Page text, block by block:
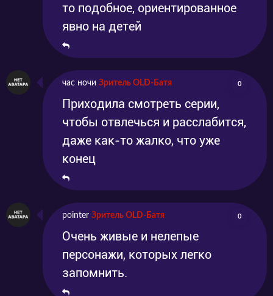
то подобное, ориентированное
явно на детей
час ночи Зритель OLD-Батя 0
Приходила смотреть серии,
чтобы отвлечься и расслабится,
даже как-то жалко, что уже
конец
pointer Зритель OLD-Батя 0
Очень живые и нелепые
персонажи, которых легко
запомнить.